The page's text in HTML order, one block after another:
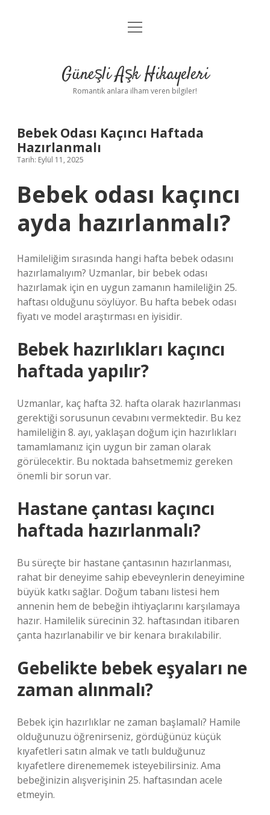
Anasayfa
Yasal Uyarı
menüyü
Güneşli Aşk Hikayeleri
Romantik anlara ilham veren bilgiler!
Bebek Odası Kaçıncı Haftada
Hazırlanmalı
Tarih: Eylül 11, 2025
Bebek odası kaçıncı
ayda hazırlanmalı?
Hamileliğim sırasında hangi hafta bebek odasını
hazırlamalıyım? Uzmanlar, bir bebek odası
hazırlamak için en uygun zamanın hamileliğin 25.
haftası olduğunu söylüyor. Bu hafta bebek odası
fiyatı ve model araştırması en iyisidir.
Bebek hazırlıkları kaçıncı
haftada yapılır?
Uzmanlar, kaç hafta 32. hafta olarak hazırlanması
gerektiği sorusunun cevabını vermektedir. Bu kez
hamileliğin 8. ayı, yaklaşan doğum için hazırlıkları
tamamlamanız için uygun bir zaman olarak
görülecektir. Bu noktada bahsetmemiz gereken
önemli bir sorun var.
Hastane çantası kaçıncı
haftada hazırlanmalı?
Bu süreçte bir hastane çantasının hazırlanması,
rahat bir deneyime sahip ebeveynlerin deneyimine
büyük katkı sağlar. Doğum tabanı listesi hem
annenin hem de bebeğin ihtiyaçlarını karşılamaya
hazır. Hamilelik sürecinin 32. haftasından itibaren
çanta hazırlanabilir ve bir kenara bırakılabilir.
Gebelikte bebek eşyaları ne
zaman alınmalı?
Bebek için hazırlıklar ne zaman başlamalı? Hamile
olduğunuzu öğrenirseniz, gördüğünüz küçük
kıyafetleri satın almak ve tatlı bulduğunuz
kıyafetlere direnememek isteyebilirsiniz. Ama
bebeğinizin alışverişinin 25. haftasından acele
etmeyin.